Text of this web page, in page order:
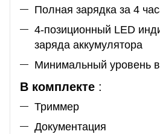
Полная зарядка за 4
4-позиционный LED
заряда аккумулятора
Минимальный уровень
В комплекте :
Триммер
Документация